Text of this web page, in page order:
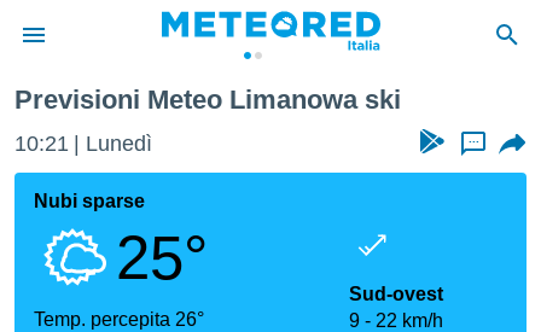
di
per
le
Previsioni Meteo Limanowa ski
10:21 Lunedì ...
Nubi sparse
25°
Temp. percepita 26°
Sud-ovest
9
22 km/h